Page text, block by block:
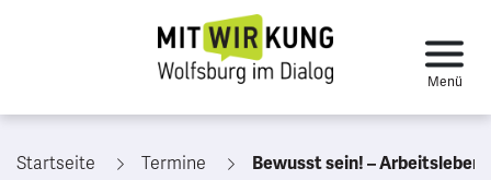
Startseite Termine Bewusst sein! – Arbeitsleben und